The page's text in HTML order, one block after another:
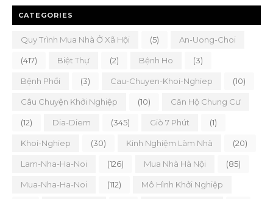
CATEGORIES
Quy Trình Mua Nhà Ở Xã Hội (5) An-Uong-Choi
(417) Biệt Thự (2) Bệnh Ho (3)
Bệnh Phổi (3) Cau-Chuyen-Khoi-Nghiep (10)
Câu Chuyện Khởi Nghiệp (10) Căn Hộ Chung Cư
(12) Dia-Diem (345) Giò 7 Phút (1)
Khoi-Nghiep (30) Kinh Nghiệm Làm Nhà (20)
Lam-Nha-Ha-Noi (126) Mua Nhà Hà Nội (85)
Mua-Nha-Ha-Noi (112) Mô Hình Khởi Nghiệp